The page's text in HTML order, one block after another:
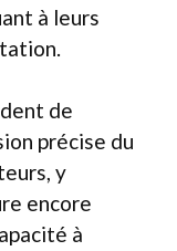
à leurs
de
précise du
y
encore
à